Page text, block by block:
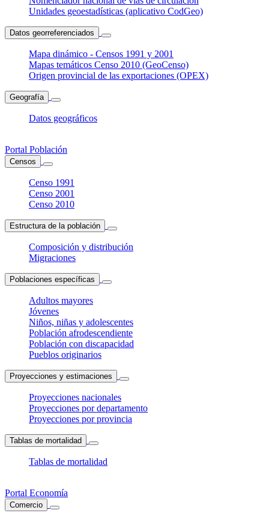
Unidades geoestadísticas (aplicativo CodGeo)
Datos georreferenciados
Mapa dinámico - Censos 1991 y 2001
Mapas temáticos Censo 2010 (GeoCenso)
Origen provincial de las exportaciones (OPEX)
Geografía
Datos geográficos
Portal Población
Censos
Censo 1991
Censo 2001
Censo 2010
Estructura de la población
Composición y distribución
Migraciones
Poblaciones específicas
Adultos mayores
Jóvenes
Niños, niñas y adolescentes
Población afrodescendiente
Población con discapacidad
Pueblos originarios
Proyecciones y estimaciones
Proyecciones nacionales
Proyecciones por departamento
Proyecciones por provincia
Tablas de mortalidad
Tablas de mortalidad
Portal Economía
Comercio